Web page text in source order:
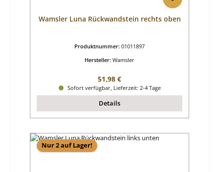
Wamsler Luna Rückwandstein rechts oben
Produktnummer: 01011897
Hersteller: Wamsler
Regulärer Preis:
51,98 €
Sofort verfügbar, Lieferzeit: 2-4 Tage
Details
Nur 2 auf Lager!